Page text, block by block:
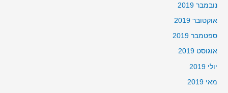
נובמבר 2019
אוקטובר 2019
ספטמבר 2019
אוגוסט 2019
יולי 2019
מאי 2019